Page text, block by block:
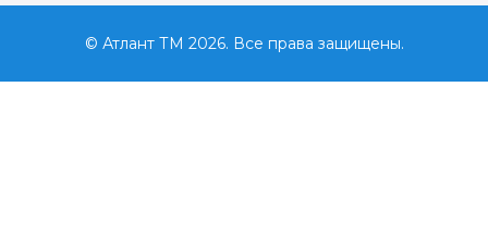
© Атлант ТМ 2026. Все права защищены.